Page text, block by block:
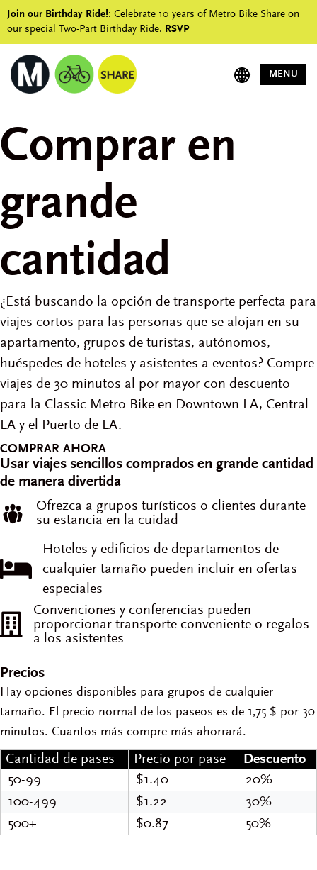
Join our Birthday Ride!: Celebrate 10 years of Metro Bike Share on
our special Two-Part Birthday Ride. RSVP
MENU
Comprar en
grande
cantidad
¿Está buscando la opción de transporte perfecta para
viajes cortos para las personas que se alojan en su
apartamento, grupos de turistas, autónomos,
huéspedes de hoteles y asistentes a eventos? Compre
viajes de 30 minutos al por mayor con descuento
para la Classic Metro Bike en Downtown LA, Central
LA y el Puerto de LA.
COMPRAR AHORA
Usar viajes sencillos comprados en grande cantidad
de manera divertida
Ofrezca a grupos turísticos o clientes durante
su estancia en la cuidad
Hoteles y edificios de departamentos de
cualquier tamaño pueden incluir en ofertas
especiales
Convenciones y conferencias pueden
proporcionar transporte conveniente o regalos
a los asistentes
Precios
Hay opciones disponibles para grupos de cualquier
tamaño. El precio normal de los paseos es de 1,75 $ por 30
minutos. Cuantos más compre más ahorrará.
Cantidad de pases Precio por pase
Descuento
50-99
$1.40
20%
100-499
$1.22
30%
500+
$0.87 50%